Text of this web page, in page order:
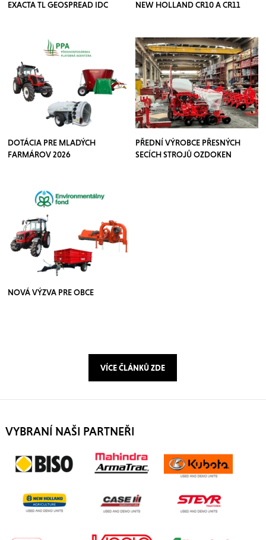
EXACTA TL GEOSPREAD IDC
NEW HOLLAND CR10 A CR11
DOTÁCIA PRE MLADÝCH
FARMÁROV 2026
PŘEDNÍ VÝROBCE PŘESNÝCH
SECÍCH STROJŮ OZDOKEN
NOVÁ VÝZVA PRE OBCE
VÍCE ČLÁNKŮ ZDE
VYBRANÍ NAŠI PARTNEŘI